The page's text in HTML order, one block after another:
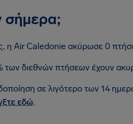
σήμερα;
η Air Caledonie ακύρωσε 0
διεθνών πτήσεων έχουν
σε λιγότερο των 14
εδώ.